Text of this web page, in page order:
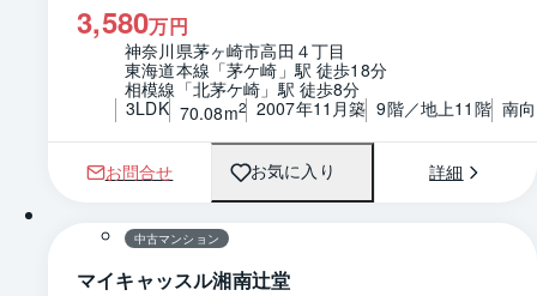
3,580万円
神奈川県茅ヶ崎市高田４丁目
東海道本線「茅ケ崎」駅 徒歩18分
相模線「北茅ケ崎」駅 徒歩8分
3LDK 70.08m2 2007年11月築 9階／地上11階 南
お問合せ お気に入り 詳細
1 / 0 間取り
中古マンション
マイキャッスル湘南辻堂